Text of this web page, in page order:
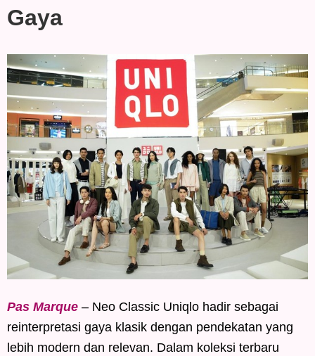
Gaya
Pas Marque – Neo Classic Uniqlo hadir sebagai
reinterpretasi gaya klasik dengan pendekatan yang
lebih modern dan relevan. Dalam koleksi terbaru